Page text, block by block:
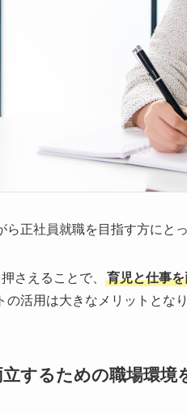
ら正社員就職を目指す方にと
さえることで、
育児と仕事
活用は大きなメリットとなり
するための職場環境